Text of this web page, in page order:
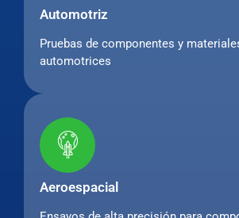
Automotriz
Pruebas de componentes y
automotrices
Aeroespacial